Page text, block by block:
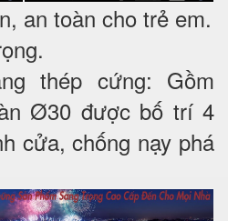
an toàn cho trẻ em.
thép cứng: Gồm
Ø30 được bố trí 4
cửa, chống nạy phá